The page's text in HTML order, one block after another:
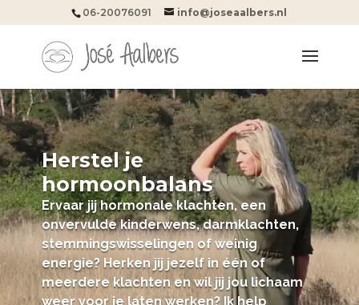
06-20076091 info@joseaalbers.nl
Herstel je
hormoonbalans
Ervaar jij hormonale klachten, een
onvervulde kinderwens, darmklachten,
stemmingswisselingen of weinig
energie? Herken jij jezelf in één of
meerdere klachten en wil jij jou lichaam
weer voor je laten werken? Ik help